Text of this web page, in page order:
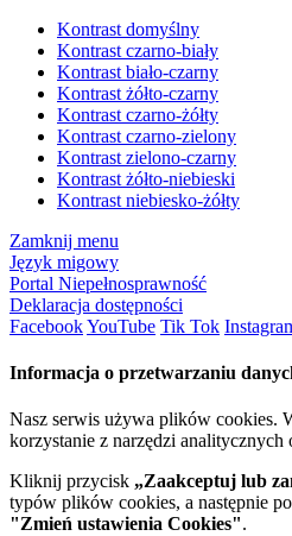
Kontrast domyślny
Kontrast czarno-biały
Kontrast biało-czarny
Kontrast żółto-czarny
Kontrast czarno-żółty
Kontrast czarno-zielony
Kontrast zielono-czarny
Kontrast żółto-niebieski
Kontrast niebiesko-żółty
Zamknij menu
Język migowy
Portal Niepełnosprawność
Deklaracja dostępności
FacebookYouTube Tik Tok
Informacja o przetwarzaniu
Nasz serwis używa plików cookies.
korzystanie z narzędzi
Kliknij przycisk „Zaakceptuj lub
typów plików cookies, a następnie
"Zmień ustawienia Cookies".